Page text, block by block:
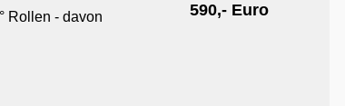
Rollen - davon
590,- Euro